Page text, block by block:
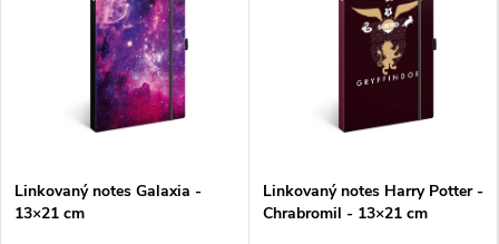
Linkovaný notes Galaxia -
13×21 cm
Linkovaný notes Harry Potter -
Chrabromil - 13×21 cm